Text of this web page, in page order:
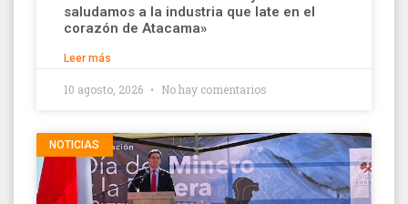
saludamos a la industria que late en el
corazón de Atacama»
Leer más
10 agosto, 2026 No hay comentarios
NOTICIAS